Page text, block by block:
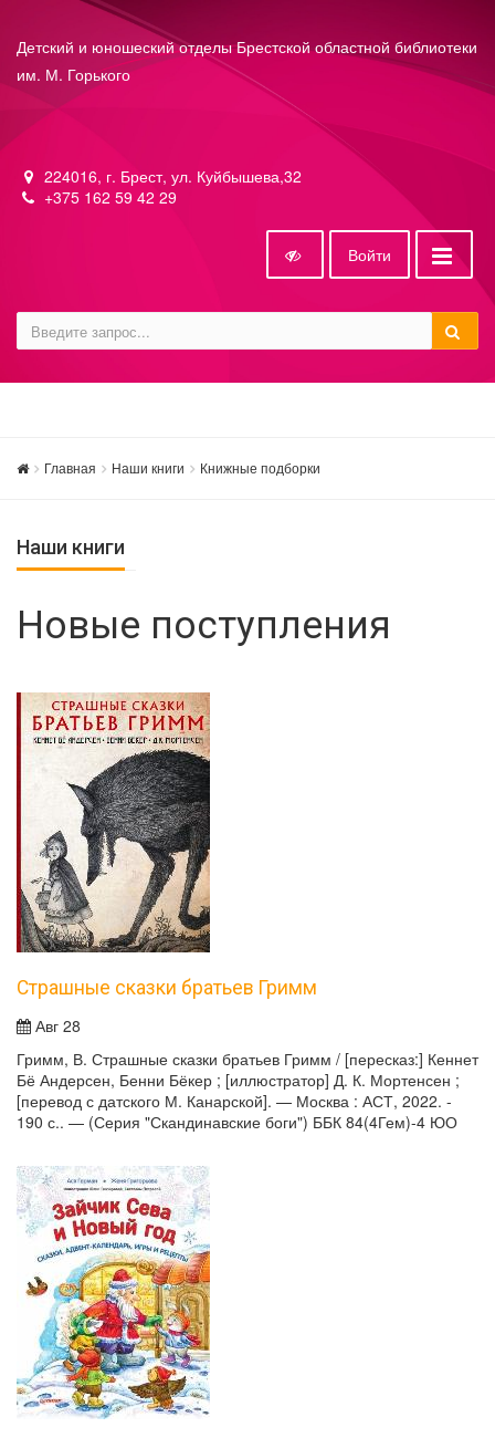
Детский и юношеский отделы Брестской областной библиотеки
им. М. Горького
224016, г. Брест, ул. Куйбышева,32
+375 162 59 42 29
Войти
Главная Наши книги Книжные подборки
Наши книги
Новые поступления
Страшные сказки братьев Гримм
Авг 28
Гримм, В. Страшные сказки братьев Гримм / [пересказ:] Кеннет
Бё Андерсен, Бенни Бёкер ; [иллюстратор] Д. К. Мортенсен ;
[перевод с датского М. Канарской]. — Москва : АСТ, 2022. -
190 с.. — (Серия "Скандинавские боги") ББК 84(4Гем)-4 ЮО